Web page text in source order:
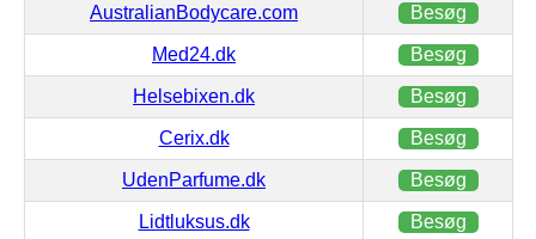
AustralianBodycare.com Besøg
Med24.dk Besøg
Helsebixen.dk Besøg
Cerix.dk Besøg
UdenParfume.dk Besøg
Lidtluksus.dk Besøg